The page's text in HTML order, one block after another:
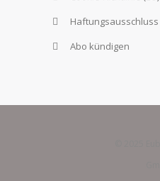
Haftungsausschluss
Abo kündigen